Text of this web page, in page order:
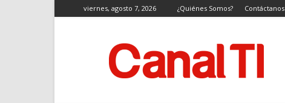
viernes, agosto 7, 2026 ¿Quiénes Somos? Contáctanos
TI